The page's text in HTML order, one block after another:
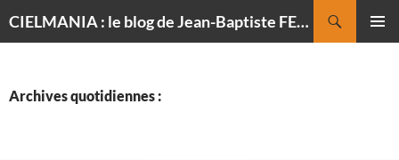
CIELMANIA : le blog de Jean-Baptiste FELDMANN, photographe du ciel
Archives quotidiennes :